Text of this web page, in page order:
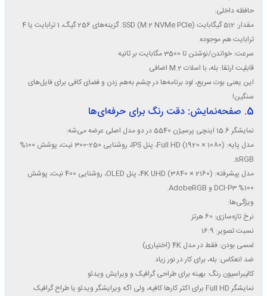
حافظه داخلی:
مقدار: 512 گیگابایت SSD (M.2 NVMe PCIe). گزینه‌های 256 گیگ، 1 ترابایت یا 4
ترابایت هم موجوده.
سرعت: خواندن/نوشتن تا 3500 مگابایت بر ثانیه
قابلیت ارتقا: بله، با اسلات M.2 اضافی
این یعنی بوت سریع، لود برنامه‌ها در چشم به‌هم زدن و فضای کافی برای فایل‌های
سنگین!
5. صفحه‌نمایش: دقت رنگ برای حرفه‌ای‌ها
نمایشگر 15.6 اینچی
پرسیژن 5540 در دو مدل اصلی عرضه می‌شه:
مدل پایه
: Full HD (1920 × 1080)، پنل IPS، روشنایی 250-300 نیت، پوشش 100%
sRGB.
مدل پیشرفته
: 4K UHD (3840 × 2160)، پنل OLED، روشنایی 400 نیت، پوشش
100% DCI-P3 و AdobeRGB.
ویژگی‌ها:
نرخ تازه‌سازی: 60 هرتز
نسبت تصویر: 16:9
لمسی بودن: فقط در مدل 4K (اختیاری)
ضد انعکاس: بله، برای کار در نور زیاد
کالیبراسیون رنگ: بهینه برای طراحی گرافیک و ویرایش ویدئو
نمایشگر Full HD برای اکثر کارها کافیه، ولی اگه ویرایشگر ویدئو یا طراح گرافیک